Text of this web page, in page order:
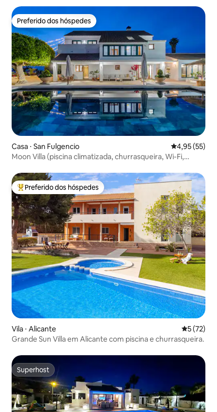
Preferido dos hóspedes
Preferido dos hóspedes
Casa ⋅ San Fulgencio 4,95 de uma
4,95 (55)
Moon Villa (piscina climatizada, churrasqueira, Wi-Fi,
Entre os melhores preferidos dos hóspedes
Preferido dos hóspedes
Vila ⋅ Alicante 5 de uma
5 (72)
Grande Sun Villa em Alicante com piscina e churrasqueira.
Superhost
Superhost